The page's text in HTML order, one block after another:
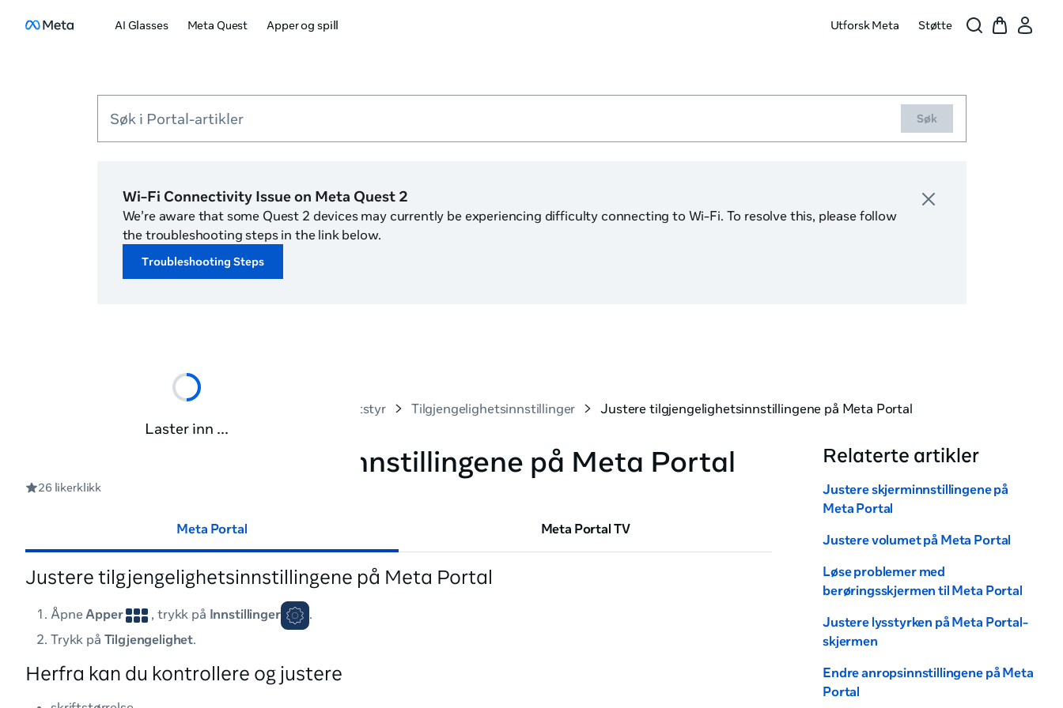
AI Glasses Meta Quest Apper og spill Utforsk Meta Støtte
Søk i Portal-artikler Søk
Wi-Fi Connectivity Issue on Meta Quest 2
We’re aware that some Quest 2 devices may currently be experiencing difficulty connecting to Wi-Fi. To resolve this, please follow
the troubleshooting steps in the link below.
Troubleshooting Steps
Innstillinger og ekstrautstyr Tilgjengelighetsinnstillinger Justere tilgjengelighetsinnstillingene på Meta Portal
Justere tilgjengelighetsinnstillingene på Meta Portal
26 likerklikk
Meta Portal Meta Portal TV
Justere tilgjengelighetsinnstillingene på Meta Portal
ÅpneApper , trykk på Innstillinger
.
Trykk på Tilgjengelighet.
Herfra kan du kontrollere og justere
Relaterte artikler
Justere skjerminnstillingene på
Meta Portal
Justere volumet på Meta Portal
Løse problemer med
berøringsskjermen til Meta Portal
Justere lysstyrken på Meta Portal-
skjermen
Endre anropsinnstillingene på Meta
Portal
Laster inn ...